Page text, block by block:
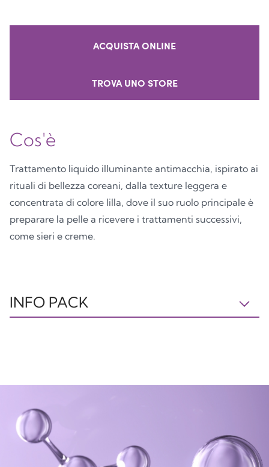
ACQUISTA ONLINE
TROVA UNO STORE
Cos'è
Trattamento liquido illuminante antimacchia, ispirato ai
rituali di bellezza coreani, dalla texture leggera e
concentrata di colore lilla, dove il suo ruolo principale è
preparare la pelle a ricevere i trattamenti successivi,
come sieri e creme.
INFO PACK
Plastica